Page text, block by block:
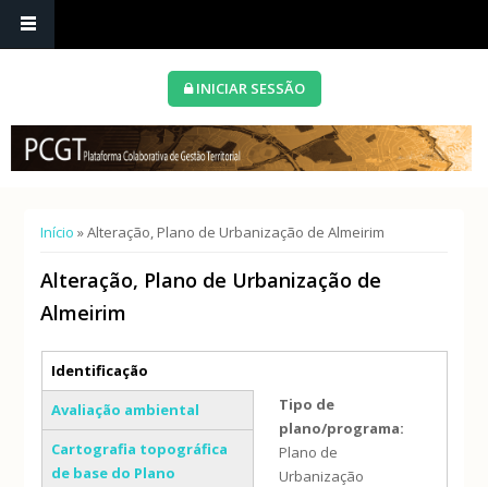
INICIAR SESSÃO
Está aqui
Início » Alteração, Plano de Urbanização de Almeirim
Alteração, Plano de Urbanização de
Almeirim
Separadores verticais
Identificação
(separador ativo)
Avaliação ambiental
Cartografia topográfica
de base do Plano
Tipo de
plano/programa:
Plano de
Urbanização